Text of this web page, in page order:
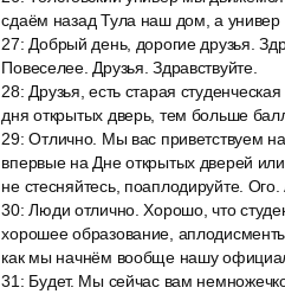
сдаём назад Тула наш дом, а универ
27: Добрый день, дорогие друзья.
Повеселее. Друзья. Здравствуйте.
28: Друзья, есть старая
дня открытых дверь, тем больше
29:Отлично. Мы вас приветствуем
впервые на Дне открытых дверей
не стесняйтесь, поаплодируйте. Ого.
30:Люди отлично. Хорошо, что
хорошее образование,
как мы начнём вообще нашу
31 : Будет. Мы сейчас вам